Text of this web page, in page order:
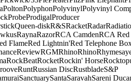
PoltonPolyphonPolyvinylPolyvinyl
ProbeProdigalProducer
Queen-diskR&SRacketRadar
RaynaRazorRCA CamdenRCA Red
FlameRed Lightnin'Red Telephone
ReviewRGMRhinoRhino
RockBeatRocketRockin' Horse
RuntRussian DiscRustbladeS&P
SanctuarySantaSaravahSareni